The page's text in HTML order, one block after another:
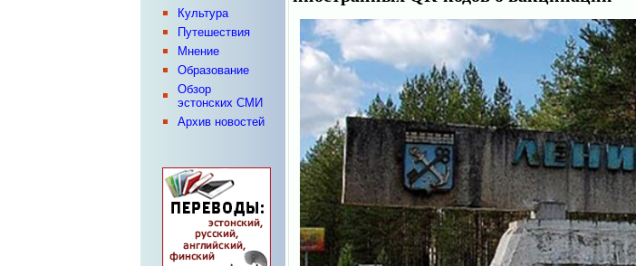
Культура
Путешествия
Мнение
Образование
Обзор
эстонских СМИ
Архив новостей
Набор,